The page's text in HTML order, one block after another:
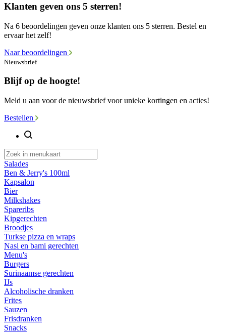
Klanten geven ons 5 sterren!
Na 6 beoordelingen geven onze klanten ons 5 sterren. Bestel en
ervaar het zelf!
Naar beoordelingen
Nieuwsbrief
Blijf op de hoogte!
Meld u aan voor de nieuwsbrief voor unieke kortingen en acties!
Bestellen
Salades
Ben & Jerry's 100ml
Kapsalon
Bier
Milkshakes
Spareribs
Kipgerechten
Broodjes
Turkse pizza en wraps
Nasi en bami gerechten
Menu's
Burgers
Surinaamse gerechten
IJs
Alcoholische dranken
Frites
Sauzen
Frisdranken
Snacks